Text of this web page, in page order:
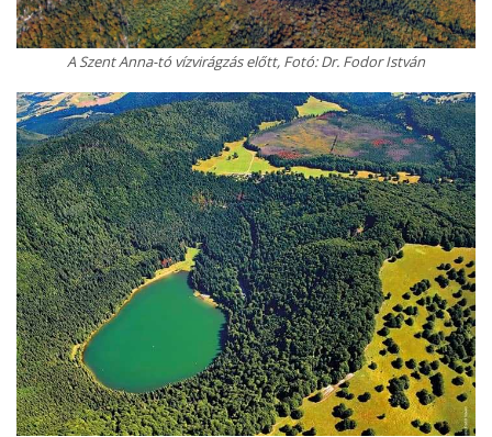
A Szent Anna-tó vízvirágzás előtt, Fotó: Dr. Fodor István